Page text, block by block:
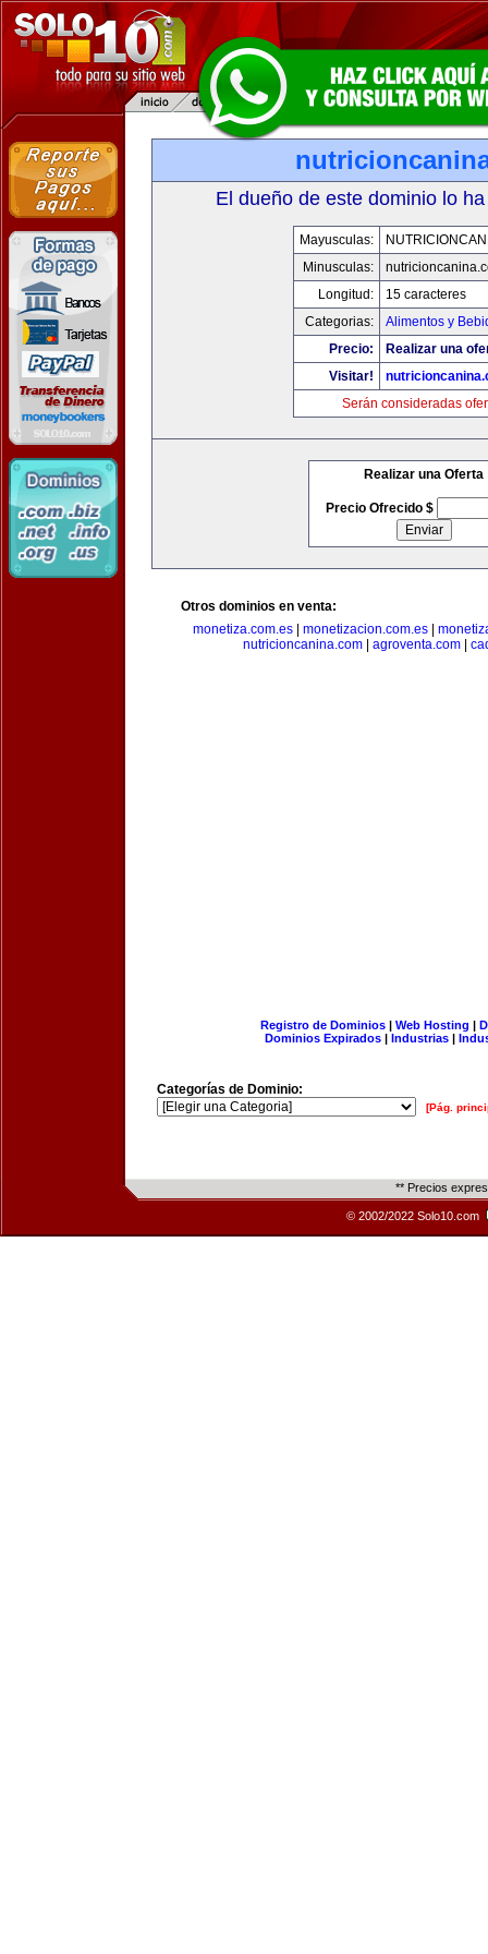
El dueño de este dominio lo
Mayusculas:
Minusculas:
Longitud:
15 caracteres
Categorias:
Alimentos y
Precio:
Realizar una
Visitar!
Serán consideradas
Realizar una Oferta
Precio Ofrecido $
Otros dominios en venta:
monetiza.com.es| monetizacion.com.es|
nutricioncanina.com| agroventa.com|
Registro de Dominios| Web Hosting |
Dominios Expirados | Industrias |
Categorías de Dominio:
[Pág.
** Precios
© 2002/2022 Solo10.com